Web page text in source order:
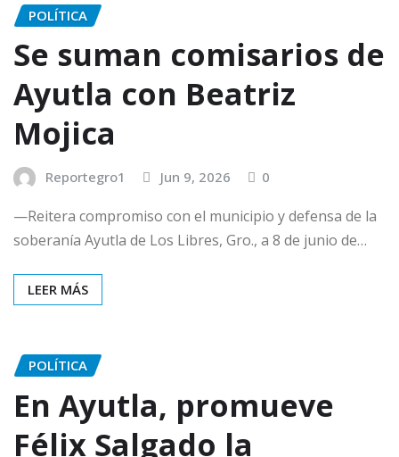
POLÍTICA
Se suman comisarios de
Ayutla con Beatriz
Mojica
Reportegro1 Jun 9, 2026 0
—Reitera compromiso con el municipio y defensa de la
soberanía Ayutla de Los Libres, Gro., a 8 de junio de…
LEER MÁS
POLÍTICA
En Ayutla, promueve
Félix Salgado la